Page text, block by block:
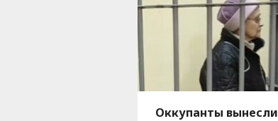
Оккупанты вынесли